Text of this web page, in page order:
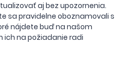
aj bez upozornenia.
sa pravidelne oboznamovali s
nájdete buď na našom
ich na požiadanie radi